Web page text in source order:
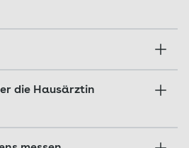
Sie bei entspannter
mit der Messung
die Hausärztin